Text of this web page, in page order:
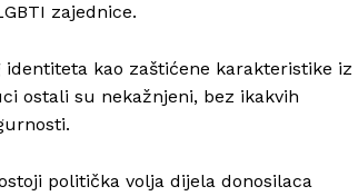
zajednice.
kao zaštićene karakteristike iz
ostali su nekažnjeni, bez ikakvih
politička volja dijela donosilaca